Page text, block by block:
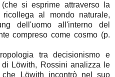
si esprime attraverso la
al mondo naturale,
dell'uomo all'interno del
compreso come cosmo (p.
tra decisionismo e
Löwith, Rossini analizza le
che Löwith incontrò nel suo